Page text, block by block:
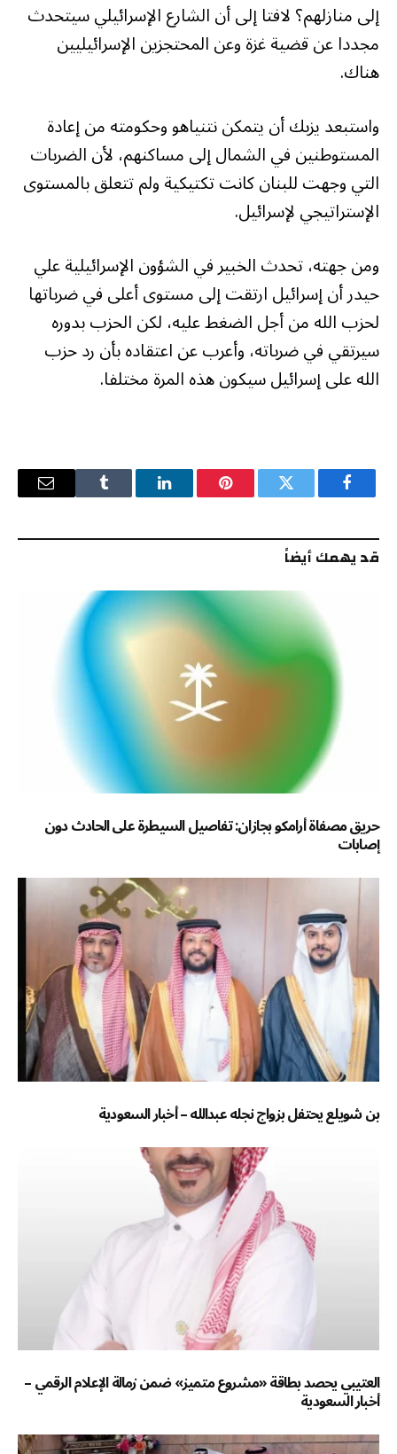
إلى منازلهم؟ لافتا إلى أن الشارع الإسرائيلي سيتحدث
مجددا عن قضية غزة وعن المحتجزين الإسرائيليين
هناك.
واستبعد يزبك أن يتمكن نتنياهو وحكومته من إعادة
المستوطنين في الشمال إلى مساكنهم، لأن الضربات
التي وجهت للبنان كانت تكتيكية ولم تتعلق بالمستوى
الإستراتيجي لإسرائيل.
ومن جهته، تحدث الخبير في الشؤون الإسرائيلية علي
حيدر أن إسرائيل ارتقت إلى مستوى أعلى في ضرباتها
لحزب الله من أجل الضغط عليه، لكن الحزب بدوره
سيرتقي في ضرباته، وأعرب عن اعتقاده بأن رد حزب
الله على إسرائيل سيكون هذه المرة مختلفا.
فيسبوك تويتر بينتيريستلينكدإن Tumblr
البريد
قد يهمك أيضاً
حريق مصفاة أرامكو بجازان: تفاصيل السيطرة على الحادث دون
إصابات
بن شويلع يحتفل بزواج نجله عبدالله – أخبار السعودية
العتيبي يحصد بطاقة «مشروع متميز» ضمن زمالة الإعلام الرقمي –
أخبار السعودية